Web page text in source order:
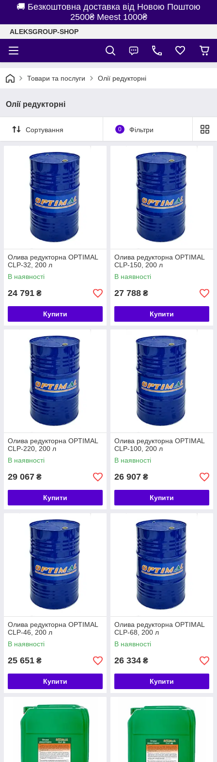
🚚 Безкоштовна доставка від Новою Поштою
2500₴ Meest 1000₴
ALEKSGROUP-SHOP
Товари та послуги Олії редукторні
Олії редукторні
Сортування 0 Фільтри
Олива редукторна OPTIMAL
CLP-32, 200 л
В наявності
24 791 ₴
Купити
Олива редукторна OPTIMAL
CLP-150, 200 л
В наявності
27 788 ₴
Купити
Олива редукторна OPTIMAL
CLP-220, 200 л
В наявності
29 067 ₴
Купити
Олива редукторна OPTIMAL
CLP-100, 200 л
В наявності
26 907 ₴
Купити
Олива редукторна OPTIMAL
CLP-46, 200 л
В наявності
25 651 ₴
Купити
Олива редукторна OPTIMAL
CLP-68, 200 л
В наявності
26 334 ₴
Купити